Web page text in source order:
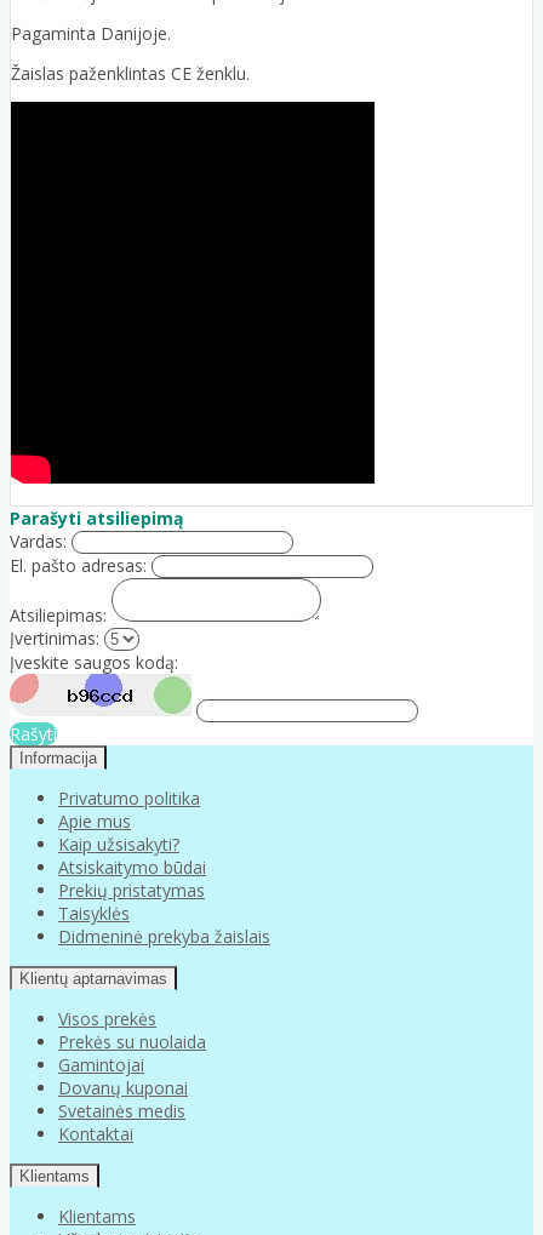
Pagaminta Danijoje.
Žaislas paženklintas CE ženklu.
Parašyti atsiliepimą
Vardas:
El. pašto adresas:
Atsiliepimas:
Įvertinimas:
Įveskite saugos kodą:
Rašyti
Informacija
Privatumo politika
Apie mus
Kaip užsisakyti?
Atsiskaitymo būdai
Prekių pristatymas
Taisyklės
Didmeninė prekyba žaislais
Klientų aptarnavimas
Visos prekės
Prekės su nuolaida
Gamintojai
Dovanų kuponai
Svetainės medis
Kontaktai
Klientams
Klientams